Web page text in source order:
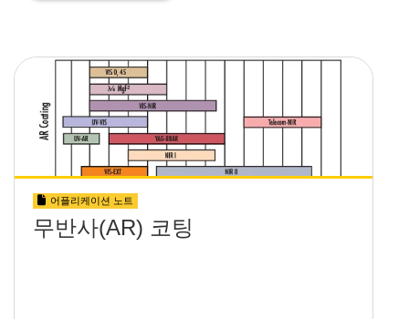
어플리케이션 노트
무반사(AR) 코팅